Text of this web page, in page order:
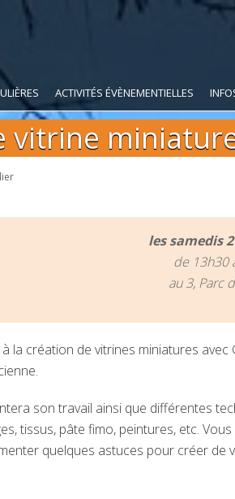
ACTIVITÉS ÉVÈNEMENTIELLES
vitrine
les samedis
de 13h30
au 3, Parc
la création de vitrines miniatures avec
son travail ainsi que différentes
tissus, pâte fimo, peintures, etc.
quelques astuces pour créer de